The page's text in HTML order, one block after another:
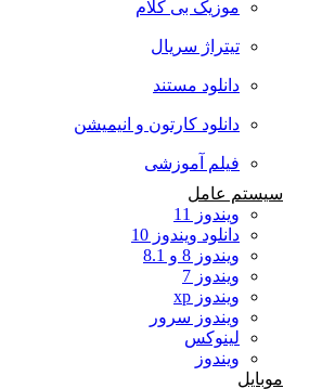
موزیک بی کلام
تیتراژ سریال
دانلود مستند
دانلود کارتون و انیمیشن
فیلم آموزشی
سیستم عامل
ویندوز 11
دانلود ویندوز 10
ویندوز 8 و 8.1
ویندوز 7
ویندوز xp
ویندوز سرور
لینوکس
ویندوز
موبایل